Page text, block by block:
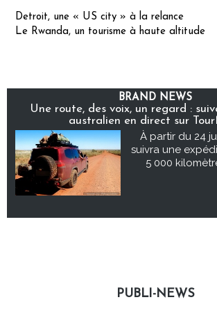
Detroit, une « US city » à la relance
Le Rwanda, un tourisme à haute altitude
BRAND NEWS
Une route, des voix, un regard :
australien en direct sur
À partir du 24
suivra une
5 000
PUBLI-NEWS